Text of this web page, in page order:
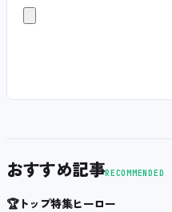
おすすめ記事RECOMMENDED
🏆トップ特集ヒーロー